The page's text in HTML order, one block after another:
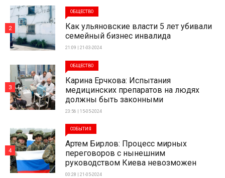
ОБЩЕСТВО
Как ульяновские власти 5 лет убивали
семейный бизнес инвалида
21:09 | 21-03-2024
2
ОБЩЕСТВО
Карина Ерчкова: Испытания
медицинских препаратов на людях
должны быть законными
23:56 | 15-05-2024
3
СОБЫТИЯ
Артем Бирлов: Процесс мирных
переговоров с нынешним
руководством Киева невозможен
00:28 | 21-05-2024
4